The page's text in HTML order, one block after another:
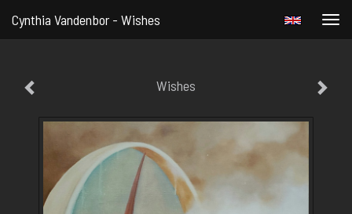
Cynthia Vandenbor - Wishes
Wishes